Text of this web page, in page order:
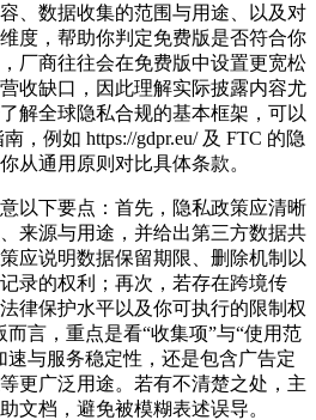
、数据收集的范围与用途、以及对
度，帮助你判定免费版是否符合你
厂商往往会在免费版中设置更宽松
收缺口，因此理解实际披露内容尤
解全球隐私合规的基本框架，可以
，例如 https://gdpr.eu/ 及 FTC 的隐
从通用原则对比具体条款。
以下要点：首先，隐私政策应清晰
来源与用途，并给出第三方数据共
应说明数据保留期限、删除机制以
录的权利；再次，若存在跨境传
律保护水平以及你可执行的限制权
而言，重点是看“收集项”与“使用范
速与服务稳定性，还是包含广告定
更广泛用途。若有不清楚之处，主
文档，避免被模糊表述误导。